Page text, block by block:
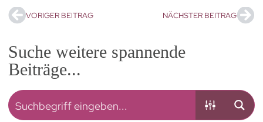
VORIGER BEITRAG NÄCHSTER BEITRAG
Suche weitere spannende
Beiträge...